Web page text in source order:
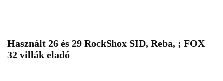
Használt 26 és 29 RockShox SID, Reba, ; FOX
32 villák eladó